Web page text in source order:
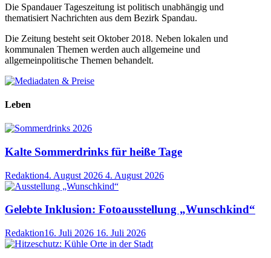
Die Spandauer Tageszeitung ist politisch unabhängig und
thematisiert Nachrichten aus dem Bezirk Spandau.
Die Zeitung besteht seit Oktober 2018. Neben lokalen und
kommunalen Themen werden auch allgemeine und
allgemeinpolitische Themen behandelt.
Leben
Kalte Sommerdrinks für heiße Tage
Redaktion4. August 2026 4. August 2026
Gelebte Inklusion: Fotoausstellung „Wunschkind“
Redaktion16. Juli 2026 16. Juli 2026